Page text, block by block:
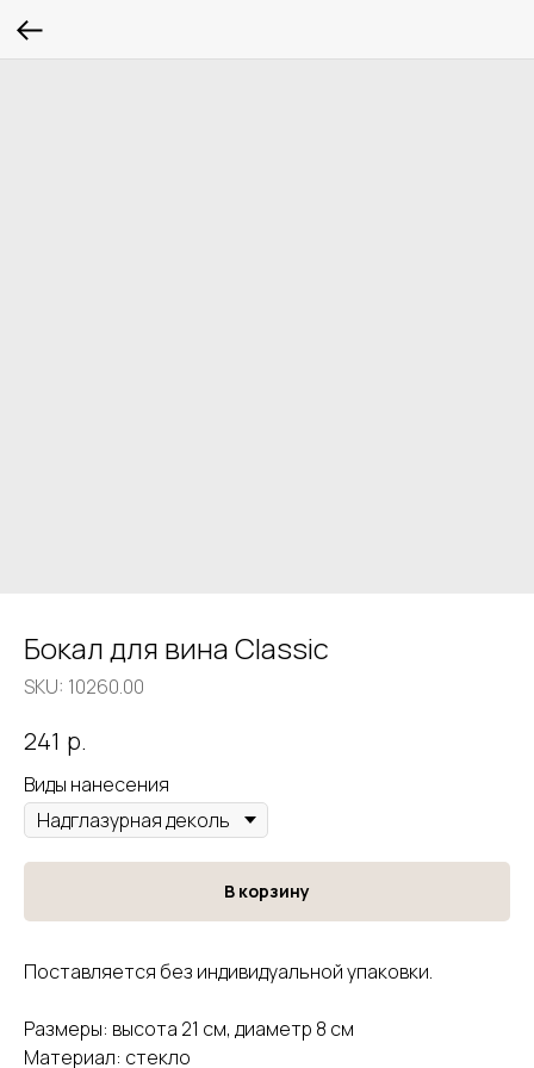
Бокал для вина Classic
SKU: 10260.00
241 р.
Виды нанесения
В корзину
Поставляется без индивидуальной упаковки.
Размеры: высота 21 см, диаметр 8 см
Материал: стекло